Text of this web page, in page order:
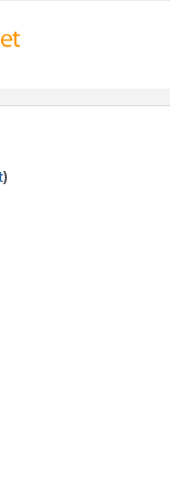
)